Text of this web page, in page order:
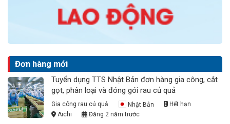
Đơn hàng mới
Tuyển dụng TTS Nhật Bản đơn hàng gia công, cắt
gọt, phân loại và đóng gói rau củ quả
Gia công rau củ quả Nhật Bản
Hết hạn
Aichi
Đăng 2 năm trước